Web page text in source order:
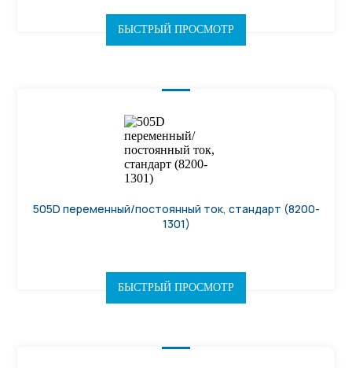
БЫСТРЫЙ ПРОСМОТР
505D переменный/постоянный ток, стандарт (8200-
1301)
БЫСТРЫЙ ПРОСМОТР